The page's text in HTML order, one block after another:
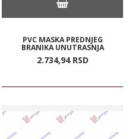
PVC MASKA PREDNJEG
BRANIKA UNUTRASNJA
2.734,94 RSD